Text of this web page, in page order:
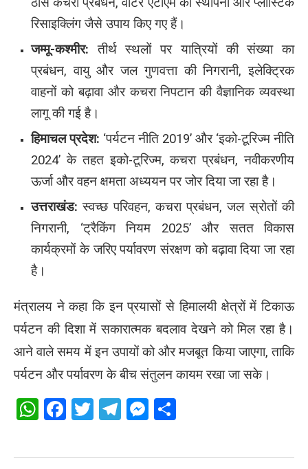
रिसाइक्लिंग जैसे उपाय किए गए हैं।
जम्मू-कश्मीर: तीर्थ स्थलों पर यात्रियों की संख्या का
प्रबंधन, वायु और जल गुणवत्ता की निगरानी, इलेक्ट्रिक
वाहनों को बढ़ावा और कचरा निपटान की वैज्ञानिक व्यवस्था
लागू की गई है।
हिमाचल प्रदेश: ‘पर्यटन नीति 2019’ और ‘इको-टूरिज्म नीति
2024’ के तहत इको-टूरिज्म, कचरा प्रबंधन, नवीकरणीय
ऊर्जा और वहन क्षमता अध्ययन पर जोर दिया जा रहा है।
उत्तराखंड: स्वच्छ परिवहन, कचरा प्रबंधन, जल स्रोतों की
निगरानी, ‘ट्रैकिंग नियम 2025’ और सतत विकास
कार्यक्रमों के जरिए पर्यावरण संरक्षण को बढ़ावा दिया जा रहा
है।
मंत्रालय ने कहा कि इन प्रयासों से हिमालयी क्षेत्रों में टिकाऊ
पर्यटन की दिशा में सकारात्मक बदलाव देखने को मिल रहा है।
आने वाले समय में इन उपायों को और मजबूत किया जाएगा, ताकि
पर्यटन और पर्यावरण के बीच संतुलन कायम रखा जा सके।
WhatsApp
Facebook
Twitter
Telegram
Messenger